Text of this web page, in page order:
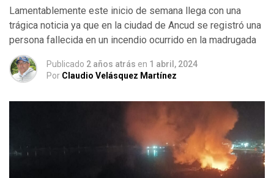
Lamentablemente este inicio de semana llega con una
trágica noticia ya que en la ciudad de Ancud se registró una
persona fallecida en un incendio ocurrido en la madrugada
Publicado 2 años atrás en 1 abril, 2024
Por Claudio Velásquez Martínez